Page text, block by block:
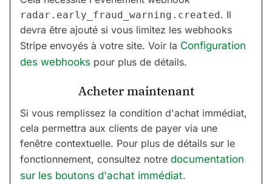
radar.early_fraud_warning.created. Il
devra être ajouté si vous limitez les webhooks
Stripe envoyés à votre site. Voir la Configuration
des webhooks pour plus de détails.
Acheter maintenant
Si vous remplissez la condition d'achat immédiat,
cela permettra aux clients de payer via une
fenêtre contextuelle. Pour plus de détails sur le
fonctionnement, consultez notre documentation
sur les boutons d'achat immédiat.